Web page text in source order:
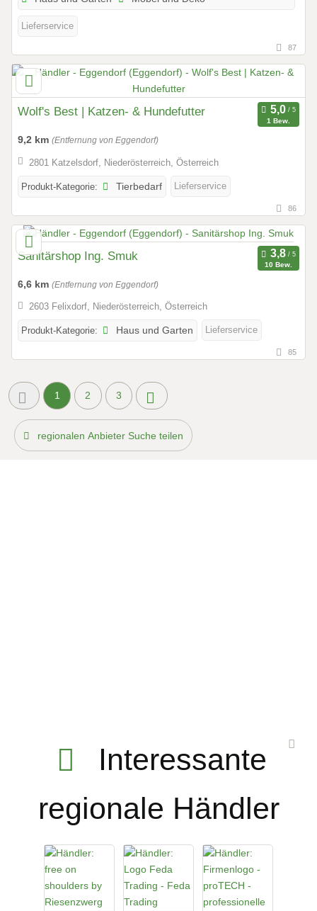
Lieferservice
87
Wolf's Best | Katzen- & Hundefutter
1 Bew.
9,2 km (Entfernung von Eggendorf)
2801 Katzelsdorf, Niederösterreich, Österreich
Produkt-Kategorie: Tierbedarf Lieferservice
86
Sanitärshop Ing. Smuk
10 Bew.
6,6 km (Entfernung von Eggendorf)
2603 Felixdorf, Niederösterreich, Österreich
Produkt-Kategorie: Haus und Garten Lieferservice
85
1 2 3
regionalen Anbieter Suche teilen
Interessante
regionale Händler